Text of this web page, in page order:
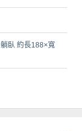
臥 約長188×寬